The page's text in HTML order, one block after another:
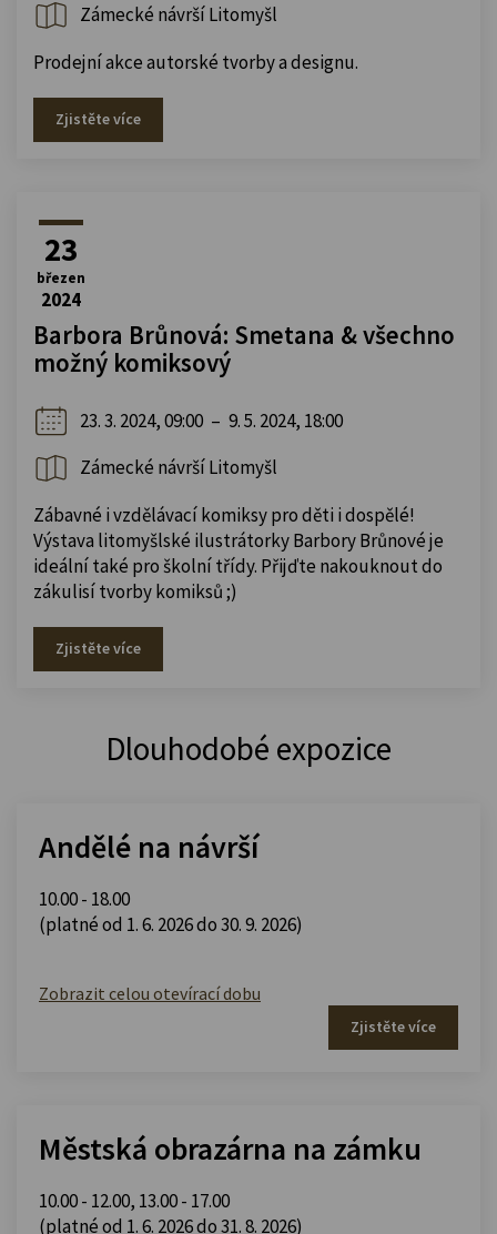
Zámecké návrší Litomyšl
Prodejní akce autorské tvorby a designu.
Zjistěte více
23
březen
2024
Barbora Brůnová: Smetana & všechno
možný komiksový
23. 3. 2024, 09:00 – 9. 5. 2024, 18:00
Zámecké návrší Litomyšl
Zábavné i vzdělávací komiksy pro děti i dospělé!
Výstava litomyšlské ilustrátorky Barbory Brůnové je
ideální také pro školní třídy. Přijďte nakouknout do
zákulisí tvorby komiksů ;)
Zjistěte více
Dlouhodobé expozice
Andělé na návrší
10.00 - 18.00
(platné od 1. 6. 2026 do 30. 9. 2026)
Zobrazit celou otevírací dobu
Zjistěte více
Městská obrazárna na zámku
10.00 - 12.00, 13.00 - 17.00
(platné od 1. 6. 2026 do 31. 8. 2026)